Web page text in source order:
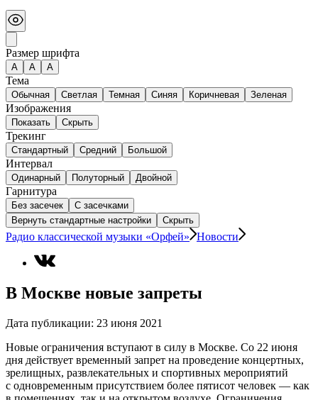
Размер шрифта
А A A
Тема
Обычная Светлая Темная Синяя Коричневая Зеленая
Изображения
Показать Скрыть
Трекинг
Стандартный Средний Большой
Интервал
Одинарный Полуторный Двойной
Гарнитура
Без засечек
С засечками
Вернуть стандартные настройки
Скрыть
Радио классической музыки «Орфей» Новости
В Москве новые запреты
Дата публикации: 23 июня 2021
Новые ограничения вступают в силу в Москве. Со 22 июня
дня действует временный запрет на проведение концертных,
зрелищных, развлекательных и спортивных мероприятий
с одновременным присутствием более пятисот человек — как